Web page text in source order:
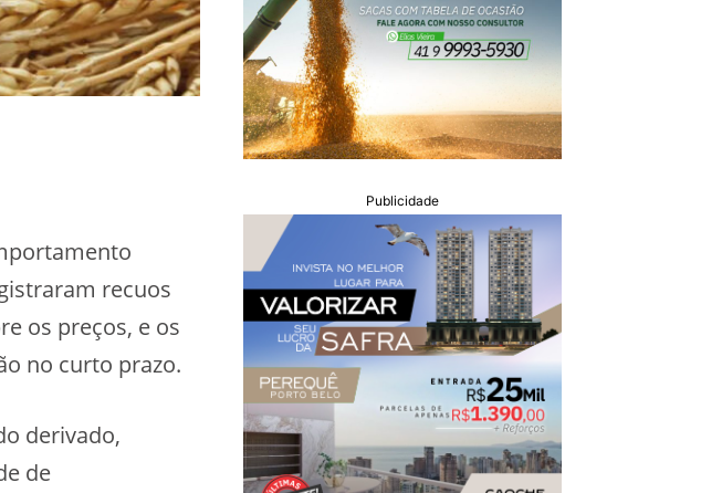
recuos
os preços, e os
no curto prazo.
derivado,
de
Publicidade